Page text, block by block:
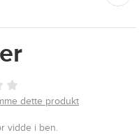
dette produkt
vidde i ben.